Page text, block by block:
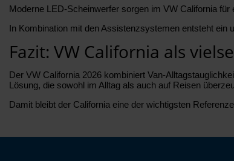
Moderne LED-Scheinwerfer sorgen im VW California
In Kombination mit den Assistenzsystemen entsteht
Fazit: VW California als
Der VW California 2026 kombiniert Van-
Lösung, die sowohl im Alltag als auch auf Reisen
Damit bleibt der California eine der wichtigsten